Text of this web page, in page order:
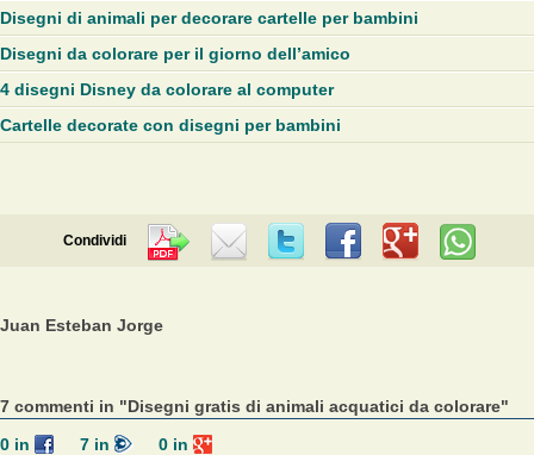
Disegni di animali per decorare cartelle per bambini
Disegni da colorare per il giorno dell’amico
4 disegni Disney da colorare al computer
Cartelle decorate con disegni per bambini
Condividi
Juan Esteban Jorge
7 commenti in "Disegni gratis di animali acquatici da colorare"
0in 7in 0 in